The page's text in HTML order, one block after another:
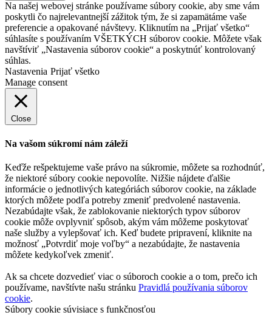
Na našej webovej stránke používame súbory cookie, aby sme vám
poskytli čo najrelevantnejší zážitok tým, že si zapamätáme vaše
preferencie a opakované návštevy. Kliknutím na „Prijať všetko“
súhlasíte s používaním VŠETKÝCH súborov cookie. Môžete však
navštíviť „Nastavenia súborov cookie“ a poskytnúť kontrolovaný
súhlas.
Nastavenia Prijať všetko
Manage consent
Close
Na vašom súkromí nám záleží
Keďže rešpektujeme vaše právo na súkromie, môžete sa rozhodnúť,
že niektoré súbory cookie nepovolíte. Nižšie nájdete ďalšie
informácie o jednotlivých kategóriách súborov cookie, na základe
ktorých môžete podľa potreby zmeniť predvolené nastavenia.
Nezabúdajte však, že zablokovanie niektorých typov súborov
cookie môže ovplyvniť spôsob, akým vám môžeme poskytovať
naše služby a vylepšovať ich. Keď budete pripravení, kliknite na
možnosť „Potvrdiť moje voľby“ a nezabúdajte, že nastavenia
môžete kedykoľvek zmeniť.
Ak sa chcete dozvedieť viac o súboroch cookie a o tom, prečo ich
používame, navštívte našu stránku Pravidlá používania súborov
cookie.
Súbory cookie súvisiace s funkčnosťou